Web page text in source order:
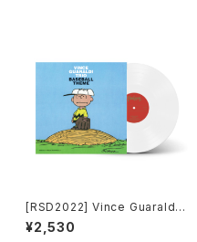
[RSD2022] Vince Guaraldi
Trio_ - Baseball Theme_
(7")
¥2,530